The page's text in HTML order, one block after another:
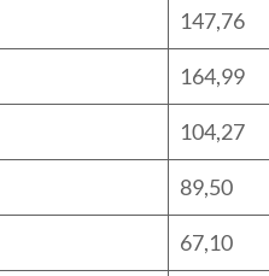
147,76
164,99
104,27
89,50
67,10